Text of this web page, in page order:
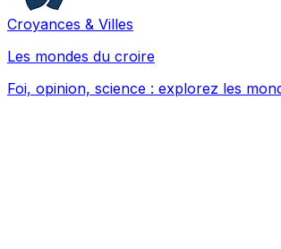
Croyances & Villes
Les mondes du croire
Foi, opinion, science : explorez les